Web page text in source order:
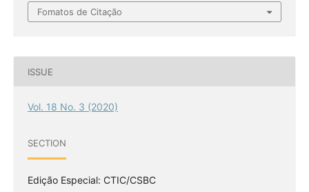
Fomatos de Citação
ISSUE
Vol. 18 No. 3 (2020)
SECTION
Edição Especial: CTIC/CSBC